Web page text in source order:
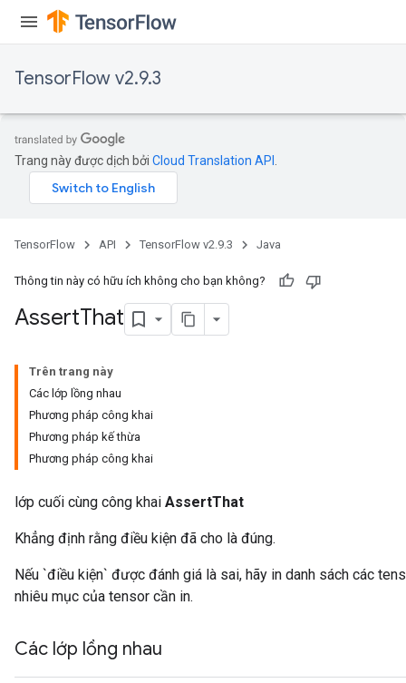
TensorFlow v2.9.3
Trang này được dịch bởi Cloud Translation API
TensorFlow API TensorFlow v2.9.3 Java
Thông tin này có hữu ích không cho bạn không?
AssertThat
Trên trang này
Các lớp lồng nhau
Phương pháp công khai
Phương pháp kế thừa
Phương pháp công khai
lớp cuối cùng công khai AssertThat
Khẳng định rằng điều kiện đã cho là đúng.
Nếu `điều kiện` được đánh giá là sai, hãy in danh sách các
nhiêu mục của tensor cần in.
Các lớp lồng nhau